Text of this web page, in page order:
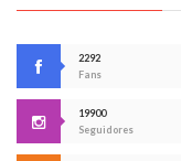
2292
Fans
19900
Seguidores